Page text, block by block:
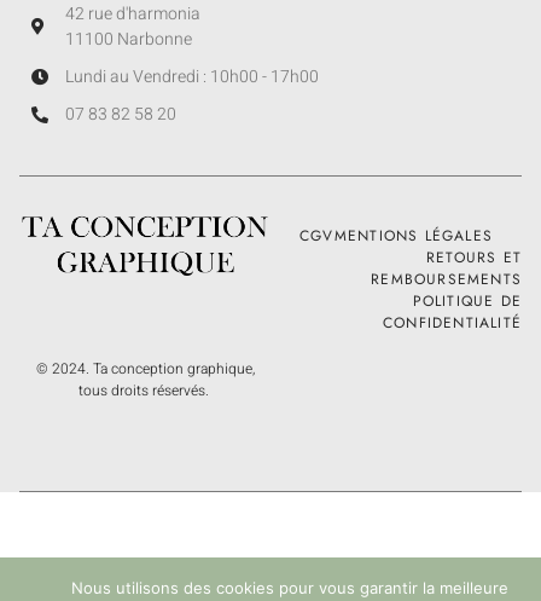
42 rue d'harmonia
11100 Narbonne
Lundi au Vendredi : 10h00 - 17h00
07 83 82 58 20
CGVMENTIONS LÉGALES
RETOURS ET
REMBOURSEMENTS
POLITIQUE DE
CONFIDENTIALITÉ
© 2024. Ta conception graphique,
tous droits réservés.
Nous utilisons des cookies pour vous garantir la meilleure